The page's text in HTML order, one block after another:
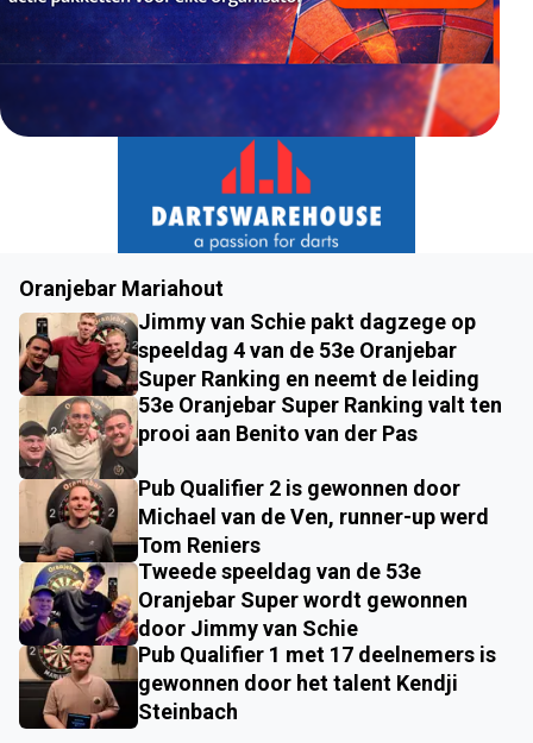
Oranjebar Mariahout
Jimmy van Schie pakt dagzege op
speeldag 4 van de 53e Oranjebar
Super Ranking en neemt de leiding
53e Oranjebar Super Ranking valt ten
prooi aan Benito van der Pas
Pub Qualifier 2 is gewonnen door
Michael van de Ven, runner-up werd
Tom Reniers
Tweede speeldag van de 53e
Oranjebar Super wordt gewonnen
door Jimmy van Schie
Pub Qualifier 1 met 17 deelnemers is
gewonnen door het talent Kendji
Steinbach